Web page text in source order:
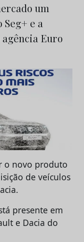
um
e a
Euro
o novo produto
de veículos
presente em
e Dacia do